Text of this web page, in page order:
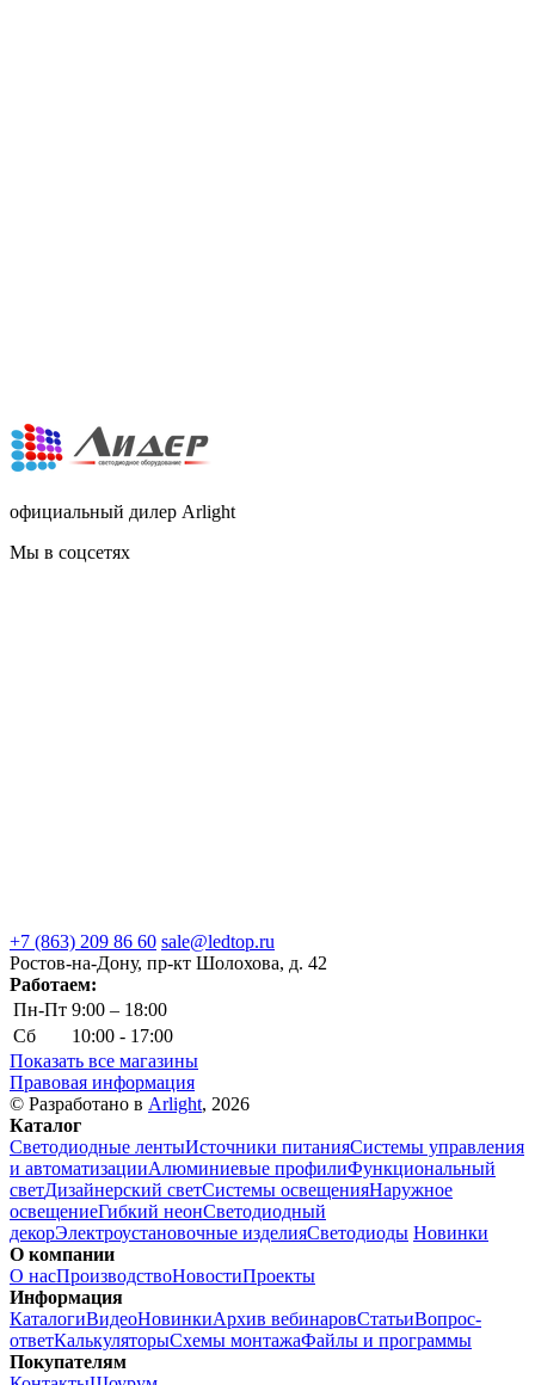
официальный дилер Arlight
Мы в соцсетях
+7 (863) 209 86 60 sale@ledtop.ru
Ростов-на-Дону, пр-кт Шолохова, д. 42
Работаем:
Пн-Пт 9:00 – 18:00
Сб
10:00 - 17:00
Показать все магазины
Правовая информация
© Разработано в Arlight, 2026
Каталог
Светодиодные лентыИсточники питанияСистемы управления
и автоматизацииАлюминиевые профилиФункциональный
светДизайнерский светСистемы освещенияНаружное
освещениеГибкий неонСветодиодный
декорЭлектроустановочные изделияСветодиоды Новинки
О компании
О насПроизводствоНовостиПроекты
Информация
КаталогиВидеоНовинкиАрхив вебинаровСтатьиВопрос-
ответКалькуляторыСхемы монтажаФайлы и программы
Покупателям